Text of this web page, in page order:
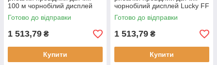
100 м чорнобілий дисплей
Lucky FF818 легкий
компактний
Готово до відправки
1 513,79 ₴
Купити
чорнобілий дисплей Lucky FF
717 глибина до 30 м вага 160
гГотово до відправки
1 513,79 ₴
Купити